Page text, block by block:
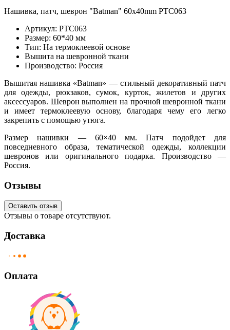
Нашивка, патч, шеврон "Batman" 60x40mm PTC063
Артикул: PTC063
Размер: 60*40 мм
Тип: На термоклеевой основе
Вышита на шевронной ткани
Производство: Россия
Вышитая нашивка «Batman» — стильный декоративный патч
для одежды, рюкзаков, сумок, курток, жилетов и других
аксессуаров. Шеврон выполнен на прочной шевронной ткани
и имеет термоклеевую основу, благодаря чему его легко
закрепить с помощью утюга.
Размер нашивки — 60×40 мм. Патч подойдет для
повседневного образа, тематической одежды, коллекции
шевронов или оригинального подарка. Производство —
Россия.
Отзывы
Оставить отзыв
Отзывы о товаре отсутствуют.
Доставка
Оплата